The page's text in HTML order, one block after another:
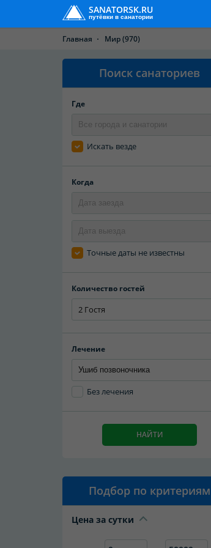
SANATORSK.RU
путёвки в санатории
Главная Мир(970)
Поиск санаториев
Где
Искать везде
Когда
Точные даты не известны
Количество гостей
2 Гостя
Лечение
Без лечения
НАЙТИ
Подбор по критериям
Цена за сутки